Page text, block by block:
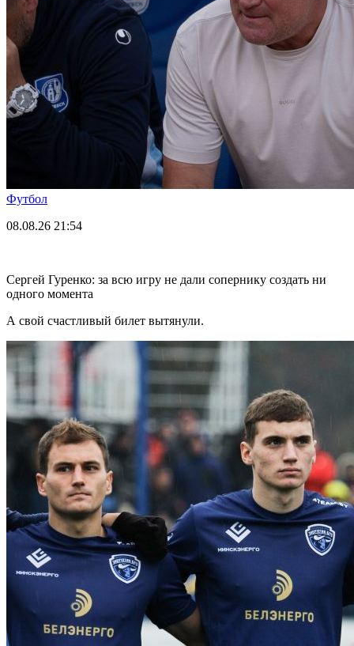
Футбол
08.08.26 21:54
Сергей Гуренко: за всю игру не дали сопернику создать ни
одного момента
А свой счастливый билет вытянули.